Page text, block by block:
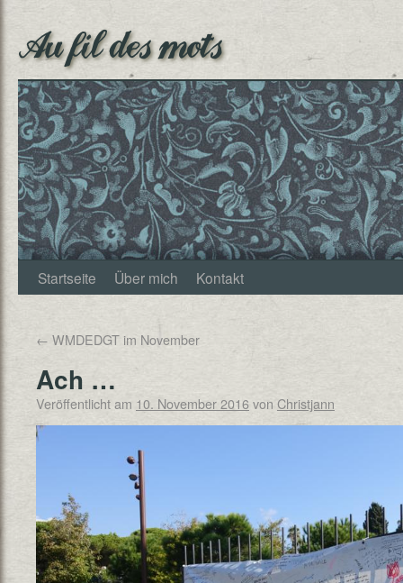
Au fil des mots
Startseite Über mich Kontakt
← WMDEDGT im November
Ach …
Veröffentlicht am 10. November 2016von Christjann